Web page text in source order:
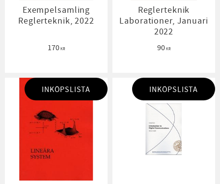
Exempelsamling
Reglerteknik, 2022
170KR
Reglerteknik
Laborationer, Januari
2022
90KR
INKÖPSLISTA INKÖPSLISTA